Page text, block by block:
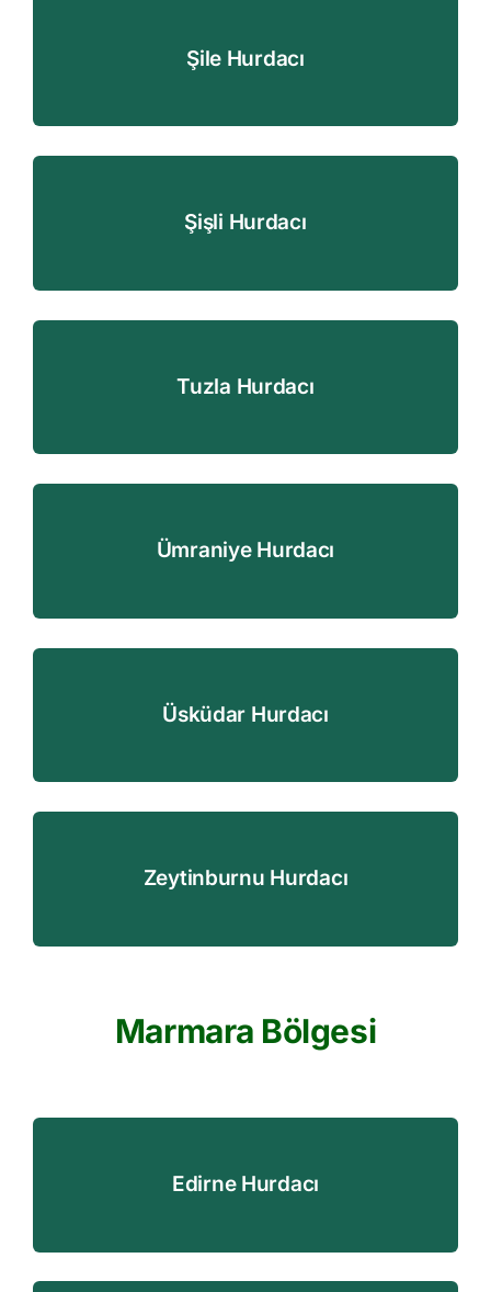
Şile Hurdacı
Şişli Hurdacı
Tuzla Hurdacı
Ümraniye Hurdacı
Üsküdar Hurdacı
Zeytinburnu Hurdacı
Marmara Bölgesi
Edirne Hurdacı